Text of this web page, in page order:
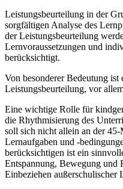
Leistungsbeurteilung in der
sorgfältigen Analyse des
der Leistungsbeurteilung
Lernvoraussetzungen und
berücksichtigt.
Von besonderer Bedeutung ist
Leistungsbeurteilung, vor
Eine wichtige Rolle für
die Rhythmisierung des
soll sich nicht allein an der
Lernaufgaben und -
berücksichtigen ist ein
Entspannung, Bewegung und
Einbeziehen außerschulischer